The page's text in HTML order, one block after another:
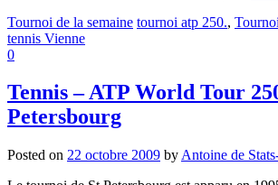
Tournoi de la semaine tournoi atp 250.,
tennis Vienne
0
Tennis – ATP World Tour
Petersbourg
Posted on 22 octobre 2009 by Antoine de